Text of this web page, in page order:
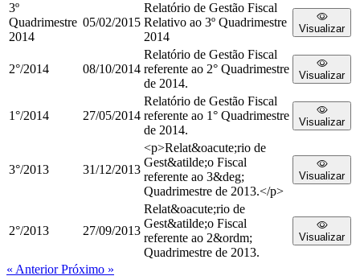
3º
Quadrimestre
2014
05/02/2015
Relatório de Gestão Fiscal
Relativo ao 3º Quadrimestre
2014
Visualizar
2°/2014 08/10/2014
Relatório de Gestão Fiscal
referente ao 2° Quadrimestre
de 2014.
Visualizar
1°/2014 27/05/2014
Relatório de Gestão Fiscal
referente ao 1° Quadrimestre
de 2014.
Visualizar
3°/2013 31/12/2013
<p>Relat&oacute;rio de
Gest&atilde;o Fiscal
referente ao 3&deg;
Quadrimestre de 2013.</p>
Visualizar
2°/2013 27/09/2013
Relat&oacute;rio de
Gest&atilde;o Fiscal
referente ao 2&ordm;
Quadrimestre de 2013.
Visualizar
« AnteriorPróximo »